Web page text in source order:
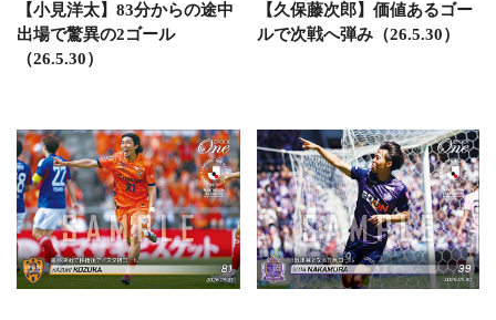
【小見洋太】83分からの途中
出場で驚異の2ゴール
（26.5.30）
【久保藤次郎】価値あるゴー
ルで次戦へ弾み（26.5.30）